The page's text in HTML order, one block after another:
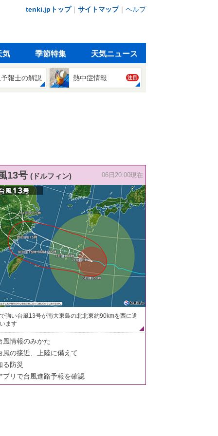
tenki.jpトップ｜ サイトマップ｜ ヘルプ
気 季節特集 天気ニュース
報士の解説 熱中症情報 注目
13号 (ドルフィン) 06日20:00現在
強い台風13号が南大東島の北北東約90kmを西に進
ます
風情報のみかた
風の接近、上陸に備えて
る防災
プリで台風進路予報を確認